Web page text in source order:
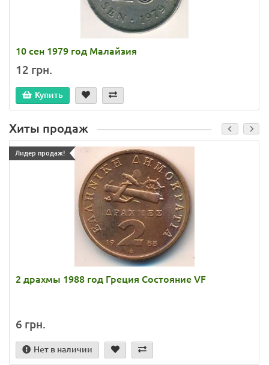
10 сен 1979 год Малайзия
12 грн.
Купить
Хиты продаж
Лидер продаж!
2 драхмы 1988 год Греция Состояние VF
6 грн.
Нет в наличии